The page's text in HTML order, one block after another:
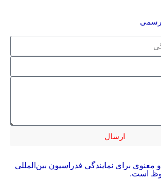
رسمی
ارسال
برای نمایندگی فدراسیون بین‌المللی
است.